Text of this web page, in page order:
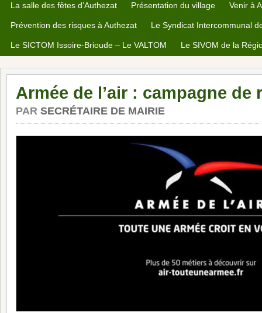
La salle des fêtes d’Authezat Présentation du village Venir à
Prévention des risques à Authezat Le Syndicat Intercommunal
Le SICTOM Issoire-Brioude – Le VALTOM Le SIVOM de la
Armée de l’air : campagne de
PAR SECRÉTAIRE DE MAIRIE